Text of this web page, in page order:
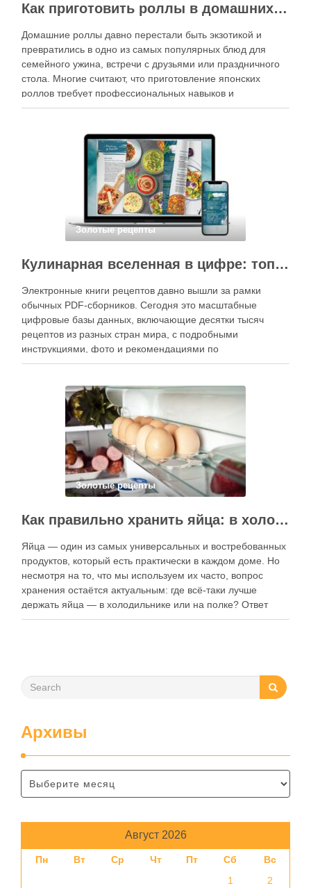
Как приготовить роллы в домашних условиях?
Домашние роллы давно перестали быть экзотикой и
превратились в одно из самых популярных блюд для
семейного ужина, встречи с друзьями или праздничного
стола. Многие считают, что приготовление японских
роллов требует профессиональных навыков и
специального оборудования, однако на практике сделать
кухне. Главное — …
Золотые рецепты
Кулинарная вселенная в цифре: топ-3 самых больших электронных книг рецептов
Электронные книги рецептов давно вышли за рамки
обычных PDF-сборников. Сегодня это масштабные
цифровые базы данных, включающие десятки тысяч
рецептов из разных стран мира, с подробными
инструкциями, фото и рекомендациями по
приготовлению. В отличие от печатных изданий,
контент, расширять коллекции блюд и добавлять новые
функции. Ниже …
Золотые рецепты
Как правильно хранить яйца: в холодильнике или на полке?
Яйца — один из самых универсальных и востребованных
продуктов, который есть практически в каждом доме. Но
несмотря на то, что мы используем их часто, вопрос
хранения остаётся актуальным: где всё-таки лучше
держать яйца — в холодильнике или на полке? Ответ
зависит от нескольких факторов, включая температуру
Архивы
Август 2026
Пн Вт Ср Чт Пт Сб
Вс
1
2